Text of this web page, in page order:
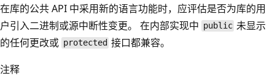
在库的公共 API 中采用新的语言功能时，应评估是否为库的用
户引入二进制或源中断性变更。 在内部实现中 public 未显示
的任何更改或 protected 接口都兼容。
注释